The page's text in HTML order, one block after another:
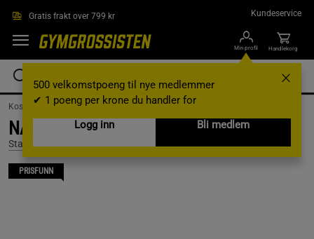
Gratis frakt over 799 kr Kundeservice
Min profil
500 velkomstpoeng til nye medlemmer
✔ 1 poeng per krone du handler for
Logg inn
Bli medlem
Handlekorg
Kosttilskudd / Vitaminer og mineraler /Longevity
NAD+ (NR) 300 mg 60 kapslar
Star Nutrition
PRISFUNN